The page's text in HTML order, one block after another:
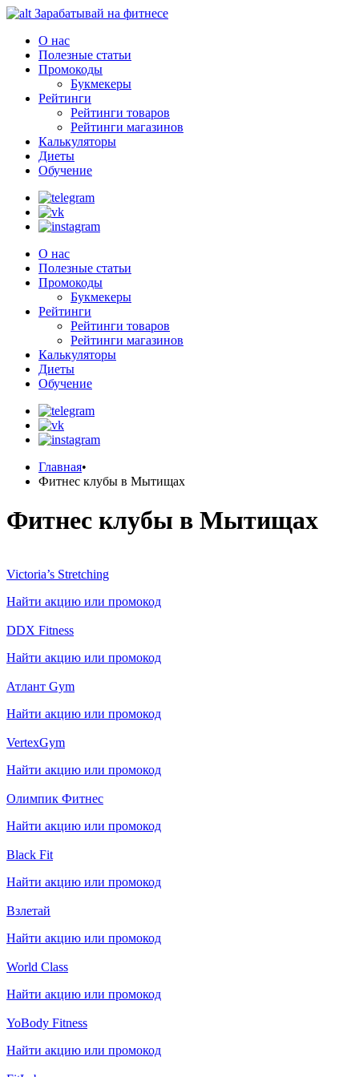
Зарабатывай на фитнесе
О нас
Полезные статьи
Промокоды
Букмекеры
Рейтинги
Рейтинги товаров
Рейтинги магазинов
Калькуляторы
Диеты
Обучение
О нас
Полезные статьи
Промокоды
Букмекеры
Рейтинги
Рейтинги товаров
Рейтинги магазинов
Калькуляторы
Диеты
Обучение
Главная•
Фитнес клубы в Мытищах
Фитнес клубы в Мытищах
Victoria’s Stretching
Найти акцию или промокод
DDX Fitness
Найти акцию или промокод
Атлант Gym
Найти акцию или промокод
VertexGym
Найти акцию или промокод
Олимпик Фитнес
Найти акцию или промокод
Black Fit
Найти акцию или промокод
Взлетай
Найти акцию или промокод
World Class
Найти акцию или промокод
YoBody Fitness
Найти акцию или промокод